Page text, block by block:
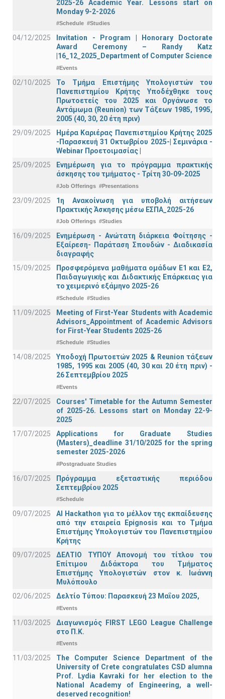
2025-26 Academic Year. Lessons start on
Monday 9-2-2026
#Schedule #Studies
04/12/2025
Invitation - Program | Honorary Doctorate
Award Ceremony – Randy Katz
|16_12_2025_Department of Computer Science
#Events
02/10/2025
Το Τμήμα Επιστήμης Υπολογιστών του
Πανεπιστημίου Κρήτης Υποδέχθηκε τους
Πρωτοετείς του 2025 και Οργάνωσε το
Αντάμωμα (Reunion) των Τάξεων 1985, 1995,
2005 (40, 30, 20 έτη πριν)
29/09/2025
Ημέρα Καριέρας Πανεπιστημίου Κρήτης 2025
-Παρασκευή 31 Οκτωβρίου 2025-| Σεμινάρια -
Webinar Προετοιμασίας |
25/09/2025
Ενημέρωση για το πρόγραμμα πρακτικής
άσκησης του τμήματος - Τρίτη 30-09-2025
#Job Offerings #Presentations
23/09/2025
1η Ανακοίνωση για υποβολή αιτήσεων
Πρακτικής Άσκησης μέσω ΕΣΠΑ_2025-26
#Job Offerings #Studies
16/09/2025
Ενημέρωση - Ανώτατη διάρκεια Φοίτησης -
Εξαίρεση- Παράταση Σπουδών - Διαδικασία
διαγραφής
15/09/2025
Προσφερόμενα μαθήματα ομάδων Ε1 και Ε2,
Παιδαγωγικής και Διδακτικής Επάρκειας για
το χειμερινό εξάμηνο 2025-26
#Schedule #Studies
11/09/2025
Meeting of First-Year Students with Academic
Advisors_Appointment of Academic Advisors
for First-Year Students 2025-26
#Schedule #Studies
14/08/2025
Υποδοχή Πρωτοετών 2025 & Reunion τάξεων
1985, 1995 και 2005 (40, 30 και 20 έτη πριν) -
26 Σεπτεμβρίου 2025
#Events
22/07/2025
Courses' Timetable for the Autumn Semester
of 2025-26. Lessons start on Monday 22-9-
2025
17/07/2025
Applications for Graduate Studies
(Masters)_deadline 31/10/2025 for the spring
semester 2025-2026
#Postgraduate Studies
16/07/2025
Πρόγραμμα εξεταστικής περιόδου
Σεπτεμβρίου 2025
#Schedule
09/07/2025
AI Hackathon για το μέλλον της εκπαίδευσης
από την εταιρεία Epignosis και το Τμήμα
Επιστήμης Υπολογιστών του Πανεπιστημίου
Κρήτης
09/07/2025
ΔΕΛΤΙΟ ΤΥΠΟΥ Απονομή του τίτλου του
Επίτιμου Διδάκτορα του Τμήματος
Επιστήμης Υπολογιστών στον κ. Ιωάννη
Μυλόπουλο
02/06/2025
Δελτίο Τύπου: Παρασκευή 23 Μαΐου 2025,
#Events
11/03/2025
Διαγωνισμός FIRST LEGO League Challenge
στο Π.Κ.
#Events
11/03/2025
The Computer Science Department of the
University of Crete congratulates CSD alumna
Prof. Lydia Kavraki for her election to the
National Academy of Engineering, a well-
deserved recognition!